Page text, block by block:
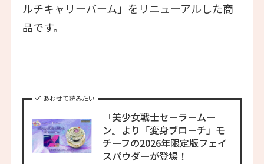
ルチキャリーバーム」をリニューアルした商
品です。
あわせて読みたい
『美少女戦士セーラームー
ン』より「変身ブローチ」モ
チーフの2026年限定版フェイ
スパウダーが登場！